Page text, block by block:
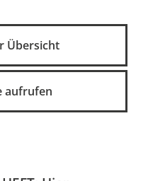
Übersicht
aufrufen